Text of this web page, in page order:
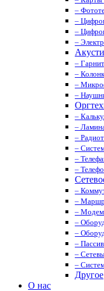
–
–
–
–
–
–
–
–
–
–
–
–
–
–
–
–
–
–
–
–
–
–
Другое
О нас